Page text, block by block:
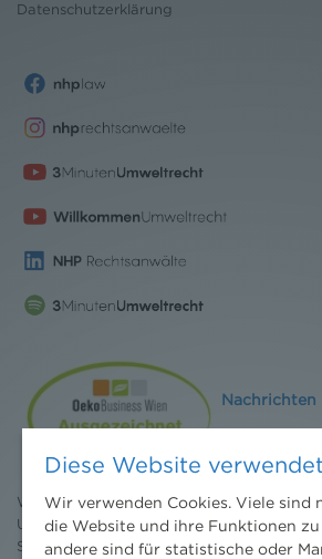
Datenschutzerklärung
Nachrichten
Newsletter
Willkommen Umweltrecht
Umweltrechtsblog
Seminare
Diese Website
Wir verwenden Cookies. Viele sind
die Website und ihre Funktionen
andere sind für statistische oder